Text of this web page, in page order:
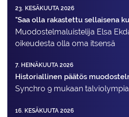
23. KESÄKUUTA 2026
"Saa olla rakastettu sellaisena
Muodostelma­luistelija Elsa
oikeudesta olla oma itsensä
7. HEINÄKUUTA 2026
Historiallinen päätös
Synchro 9 mukaan
16. KESÄKUUTA 2026